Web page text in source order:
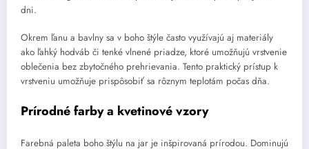
dni.
Okrem ľanu a bavlny sa v boho štýle často využívajú aj materiály
ako ľahký hodváb či tenké vlnené priadze, ktoré umožňujú vrstvenie
oblečenia bez zbytočného prehrievania. Tento praktický prístup k
vrstveniu umožňuje prispôsobiť sa rôznym teplotám počas dňa.
Prírodné farby a kvetinové vzory
Farebná paleta boho štýlu na jar je inšpirovaná prírodou. Dominujú